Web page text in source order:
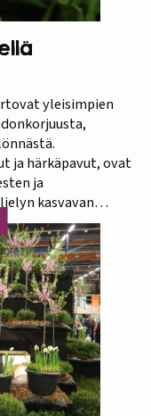
yleisimpien
ja härkäpavut, ovat
ja
kasvavan
osuutta
proteiinia -
jotka
määrää
monia